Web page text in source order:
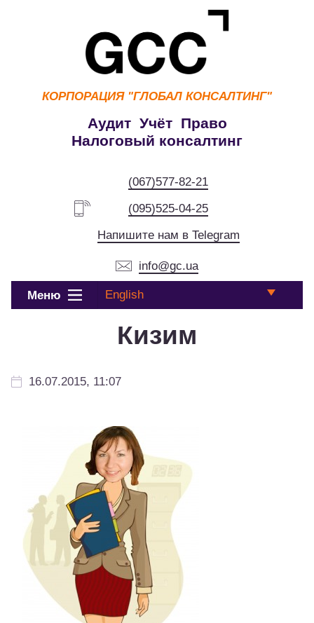
КОРПОРАЦИЯ "ГЛОБАЛ КОНСАЛТИНГ"
Аудит Учёт Право
Налоговый консалтинг
(067)577-82-21
(095)525-04-25
Напишите нам в Telegram
info@gc.ua
Меню English
Кизим
16.07.2015, 11:07